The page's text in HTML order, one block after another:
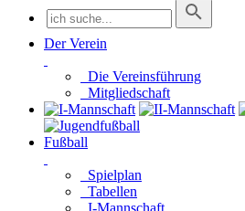
Der Verein
Die Vereinsführung
Mitgliedschaft
Fußball
Spielplan
Tabellen